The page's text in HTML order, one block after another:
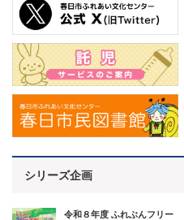
シリーズ企画
令和８年度 ふれぶんフリー